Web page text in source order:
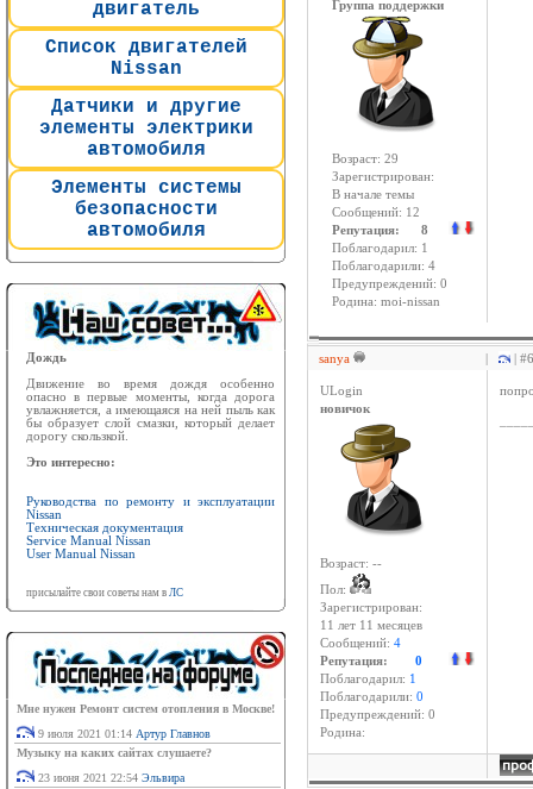
двигатель
Список двигателей
Nissan
Датчики и другие
элементы электрики
автомобиля
Элементы системы
безопасности
автомобиля
Дождь
Движение во время дождя особенно
опасно в первые моменты, когда дорога
увлажняется, а имеющаяся на ней пыль как
бы образует слой смазки, который делает
дорогу скользкой.
Это интересно:
Руководства по ремонту и эксплуатации
Nissan
Техническая документация
Service Manual Nissan
User Manual Nissan
присылайте свои советы нам в ЛС
Мне нужен Ремонт систем отопления в Москве!
9 июля 2021 01:14 Артур Главнов
Музыку на каких сайтах слушаете?
23 июня 2021 22:54 Эльвира
Группа поддержки
Возраст: 29
Зарегистрирован:
В начале темы
Сообщений: 12
Репутация: 8
Поблагодарил: 1
Поблагодарили: 4
Предупреждений: 0
Родина: moi-nissan
sanya | |
ULogin
новичок
Возраст: --
Пол:
Зарегистрирован:
11 лет 11 месяцев
Сообщений: 4
Репутация: 0
Поблагодарил: 1
Поблагодарили: 0
Предупреждений: 0
Родина: